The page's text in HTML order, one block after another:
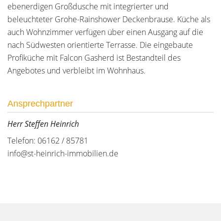
ebenerdigen Großdusche mit integrierter und
beleuchteter Grohe-Rainshower Deckenbrause. Küche als
auch Wohnzimmer verfügen über einen Ausgang auf die
nach Südwesten orientierte Terrasse. Die eingebaute
Profiküche mit Falcon Gasherd ist Bestandteil des
Angebotes und verbleibt im Wohnhaus.
Ansprechpartner
Herr Steffen Heinrich
Telefon: 06162 / 85781
info@st-heinrich-immobilien.de